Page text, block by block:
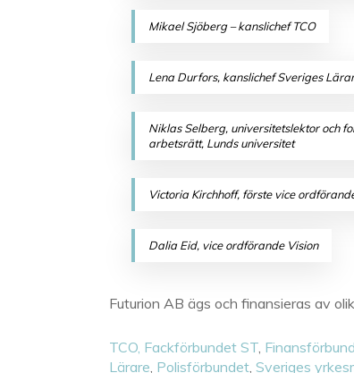
Mikael Sjöberg – kanslichef TCO
Lena Durfors, kanslichef Sveriges
Niklas Selberg, universitetslektor och
arbetsrätt, Lunds universitet
Victoria Kirchhoff, förste vice
Dalia Eid, vice ordförande Vision
Futurion AB ägs och finansieras av
TCO, Fackförbundet ST,
Lärare, Polisförbundet, Sveriges